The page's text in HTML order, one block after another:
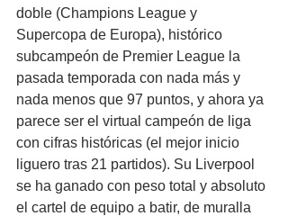
doble (Champions League y
Supercopa de Europa), histórico
subcampeón de Premier League la
pasada temporada con nada más y
nada menos que 97 puntos, y ahora ya
parece ser el virtual campeón de liga
con cifras históricas (el mejor inicio
liguero tras 21 partidos). Su Liverpool
se ha ganado con peso total y absoluto
el cartel de equipo a batir, de muralla